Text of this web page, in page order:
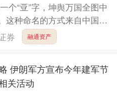
个“亚”字，坤舆万国全图中
这种命名的方式来自中国，
地图上标位为“十”字。就
券 融通资产
伊朗军方宣布今年建军节
关活动